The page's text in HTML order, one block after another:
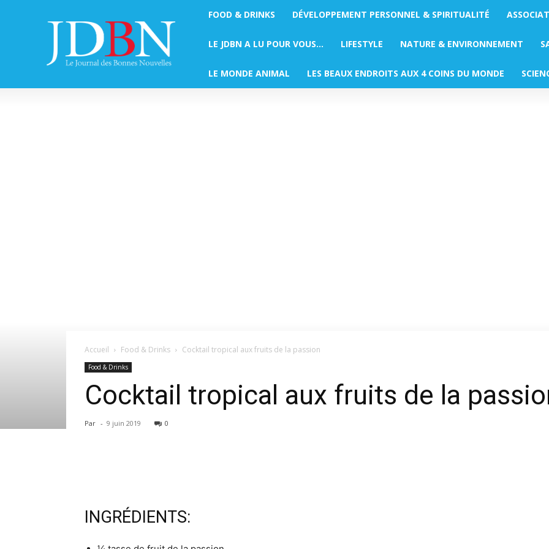
FOOD & DRINKS DÉVELOPPEMENT PERSONNEL & SPIRITUALITÉ
LE JDBN A LU POUR VOUS… LIFESTYLE NATURE & ENVIRONNEMENT
LE MONDE ANIMAL LES BEAUX ENDROITS AUX 4 COINS DU MONDE
Accueil Food & Drinks Cocktail tropical aux fruits de la passion
Food & Drinks
Cocktail tropical aux fruits de la
Par - 9 juin 2019 0
INGRÉDIENTS: